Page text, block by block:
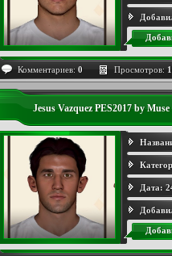
Комментариев: 0 Просмотров:
Jesus Vazquez PES2017 by Muse
Дата: